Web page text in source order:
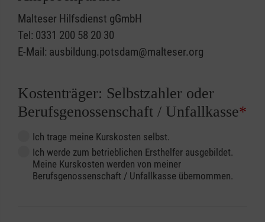
Malteser Hilfsdienst gGmbH
Tel: 0331 200 58 20 30
E-Mail: ausbildung.potsdam@malteser.org
Kostenträger: Selbstzahler oder
Berufsgenossenschaft / Unfallkasse*
Ich trage meine Kurskosten selbst.
Ich werde zum betrieblichen Ersthelfer ausgebildet.
Meine Kurskosten werden von meiner
Berufsgenossenschaft / Unfallkasse übernommen.